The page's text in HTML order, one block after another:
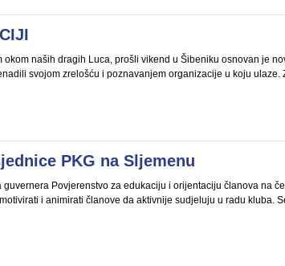
okom naših dragih Luca, prošli vikend u Šibeniku osnovan je
svojom zrelošću i poznavanjem organizacije u koju ulaze.
PKG na Sljemenu
Povjerenstvo za edukaciju i orijentaciju članova na
i animirati članove da aktivnije sudjeluju u radu kluba.